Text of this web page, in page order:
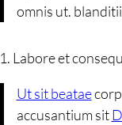
omnis ut.
Labore et
Ut sit beatae
accusantium sit